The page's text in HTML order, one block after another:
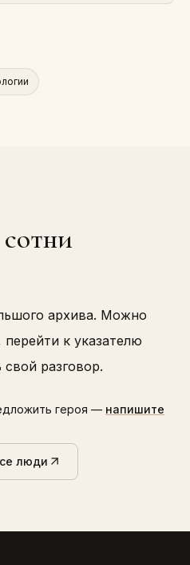
архива. Можно
к указателю
разговор.
героя — напишите
люди